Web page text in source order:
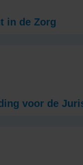
in de Zorg
voor de